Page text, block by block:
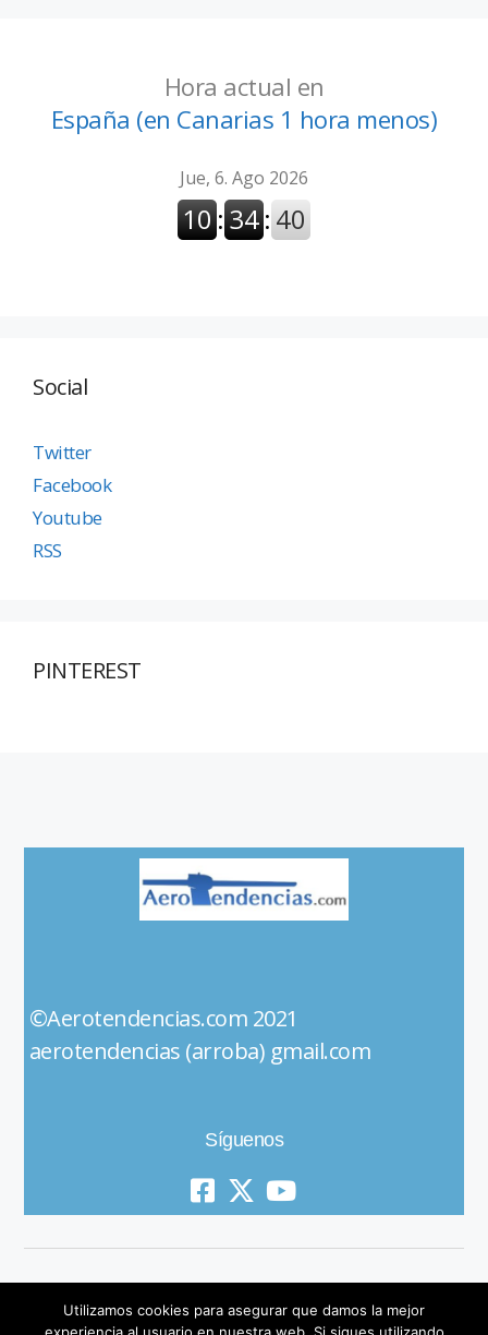
Hora actual en
España (en Canarias 1 hora menos)
Social
Twitter
Facebook
Youtube
RSS
PINTEREST
©Aerotendencias.com 2021
aerotendencias (arroba) gmail.com
Síguenos
Utilizamos cookies para asegurar que damos la mejor